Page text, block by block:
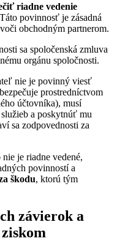
riadne vedenie
povinnosť je zásadná
obchodným partnerom.
sa spoločenská zmluva
orgánu spoločnosti.
nie je povinný viesť
prostredníctvom
účtovníka), musí
a poskytnúť mu
sa zodpovednosti za
je riadne vedené,
povinností a
škodu, ktorú tým
závierok a